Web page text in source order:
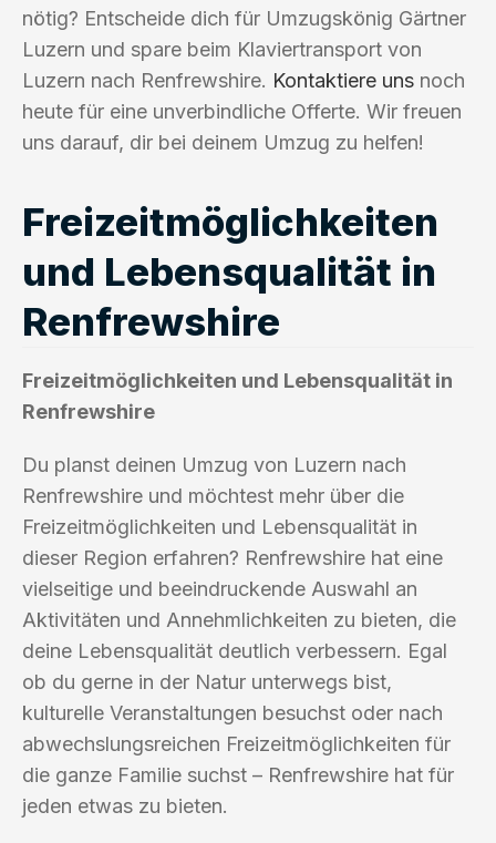
nötig? Entscheide dich für Umzugskönig Gärtner
Luzern und spare beim Klaviertransport von
Luzern nach Renfrewshire. Kontaktiere uns noch
heute für eine unverbindliche Offerte. Wir freuen
uns darauf, dir bei deinem Umzug zu helfen!
Freizeitmöglichkeiten
und Lebensqualität in
Renfrewshire
Freizeitmöglichkeiten und Lebensqualität in
Renfrewshire
Du planst deinen Umzug von Luzern nach
Renfrewshire und möchtest mehr über die
Freizeitmöglichkeiten und Lebensqualität in
dieser Region erfahren? Renfrewshire hat eine
vielseitige und beeindruckende Auswahl an
Aktivitäten und Annehmlichkeiten zu bieten, die
deine Lebensqualität deutlich verbessern. Egal
ob du gerne in der Natur unterwegs bist,
kulturelle Veranstaltungen besuchst oder nach
abwechslungsreichen Freizeitmöglichkeiten für
die ganze Familie suchst – Renfrewshire hat für
jeden etwas zu bieten.